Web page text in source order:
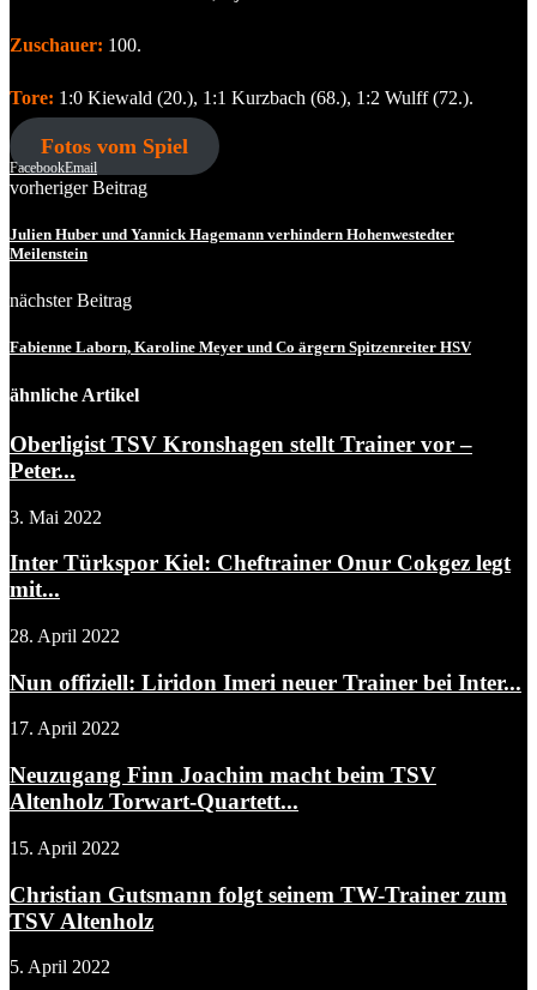
Zuschauer: 100.
Tore: 1:0 Kiewald (20.), 1:1 Kurzbach (68.), 1:2 Wulff (72.).
Fotos vom Spiel
FacebookEmail
vorheriger Beitrag
Julien Huber und Yannick Hagemann verhindern Hohenwestedter
Meilenstein
nächster Beitrag
Fabienne Laborn, Karoline Meyer und Co ärgern Spitzenreiter HSV
ähnliche Artikel
Oberligist TSV Kronshagen stellt Trainer vor –
Peter...
3. Mai 2022
Inter Türkspor Kiel: Cheftrainer Onur Cokgez legt
mit...
28. April 2022
Nun offiziell: Liridon Imeri neuer Trainer bei Inter...
17. April 2022
Neuzugang Finn Joachim macht beim TSV
Altenholz Torwart-Quartett...
15. April 2022
Christian Gutsmann folgt seinem TW-Trainer zum
TSV Altenholz
5. April 2022